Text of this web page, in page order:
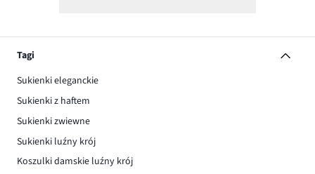
Tagi
Sukienki eleganckie
Sukienki z haftem
Sukienki zwiewne
Sukienki luźny krój
Koszulki damskie luźny krój